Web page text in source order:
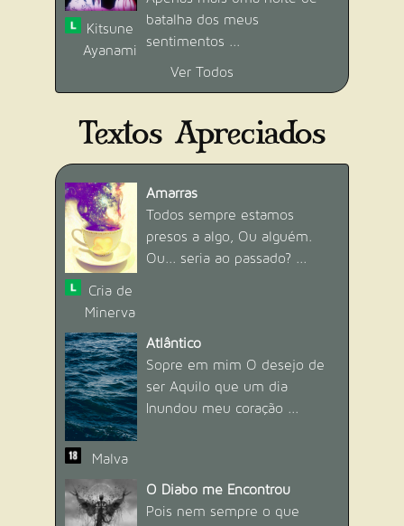
Adquirido 25/02/2021
Dificuldade:Fácil (2 pontos)
Conquistado por564
[RETORNO DOS SÁBIOS] Organize e
finalize 3 concursos com ao menos 3
participantes na classificação.
Dificuldade:
(Cena)" ou "Roteiro (Longo)".
Progresso: 0/5
Dificuldade:
Difícil (25 pontos)
Kitsune
Ayanami
batalha dos meus
sentimentos ...
Ver Todos
Textos Apreciados
Cria de
Minerva
Amarras
Todos sempre estamos
presos a algo, Ou alguém.
Ou... seria ao passado? ...
Malva
Atlântico
Sopre em mim O desejo de
ser Aquilo que um dia
Inundou meu coração ...
O Diabo me Encontrou
Pois nem sempre o que